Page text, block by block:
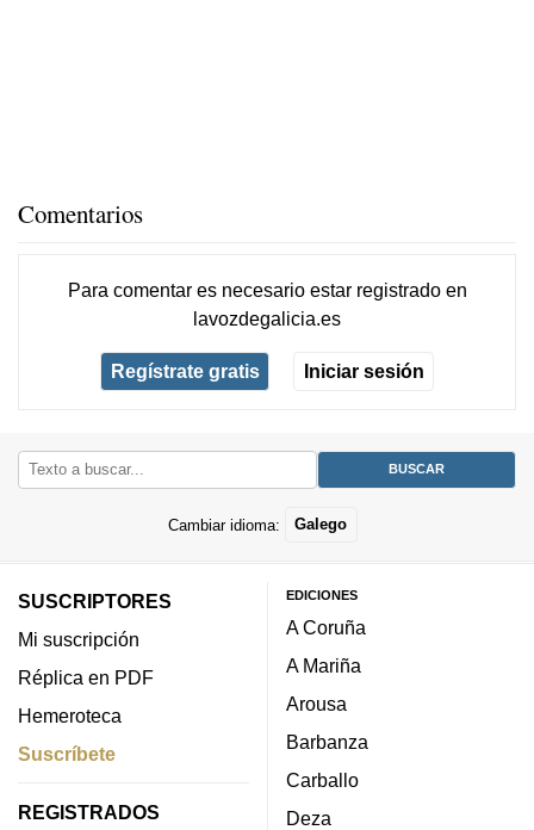
Comentarios
Para comentar es necesario estar registradoen
lavozdegalicia.es
Regístrate gratis Iniciar sesión
Cambiar idioma: Galego
SUSCRIPTORES
Mi suscripción
Réplica en PDF
Hemeroteca
Suscríbete
REGISTRADOS
EDICIONES
A Coruña
A Mariña
Arousa
Barbanza
Carballo
Deza